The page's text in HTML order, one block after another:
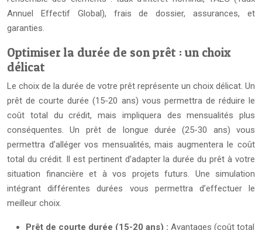
Annuel Effectif Global), frais de dossier, assurances, et
garanties.
Optimiser la durée de son prêt : un choix
délicat
Le choix de la durée de votre prêt représente un choix délicat. Un
prêt de courte durée (15-20 ans) vous permettra de réduire le
coût total du crédit, mais impliquera des mensualités plus
conséquentes. Un prêt de longue durée (25-30 ans) vous
permettra d’alléger vos mensualités, mais augmentera le coût
total du crédit. Il est pertinent d’adapter la durée du prêt à votre
situation financière et à vos projets futurs. Une simulation
intégrant différentes durées vous permettra d’effectuer le
meilleur choix.
Prêt de courte durée (15-20 ans) : Avantages (coût total